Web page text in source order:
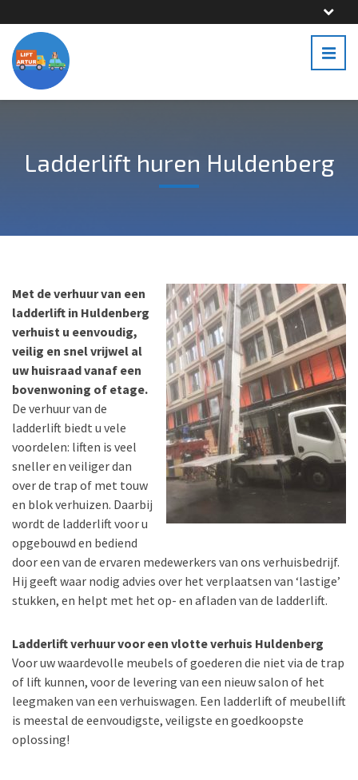
Ladderlift huren Huldenberg
Met de verhuur van een
ladderlift in Huldenberg
verhuist u eenvoudig,
veilig en snel vrijwel al
uw huisraad vanaf een
bovenwoning of etage.
De verhuur van de
ladderlift biedt u vele
voordelen: liften is veel
sneller en veiliger dan
over de trap of met touw
en blok verhuizen. Daarbij
wordt de ladderlift voor u
opgebouwd en bediend
door een van de ervaren medewerkers van ons verhuisbedrijf.
Hij geeft waar nodig advies over het verplaatsen van ‘lastige’
stukken, en helpt met het op- en afladen van de ladderlift.
Ladderlift verhuur voor een vlotte verhuis Huldenberg
Voor uw waardevolle meubels of goederen die niet via de trap
of lift kunnen, voor de levering van een nieuw salon of het
leegmaken van een verhuiswagen. Een ladderlift of meubellift
is meestal de eenvoudigste, veiligste en goedkoopste
oplossing!